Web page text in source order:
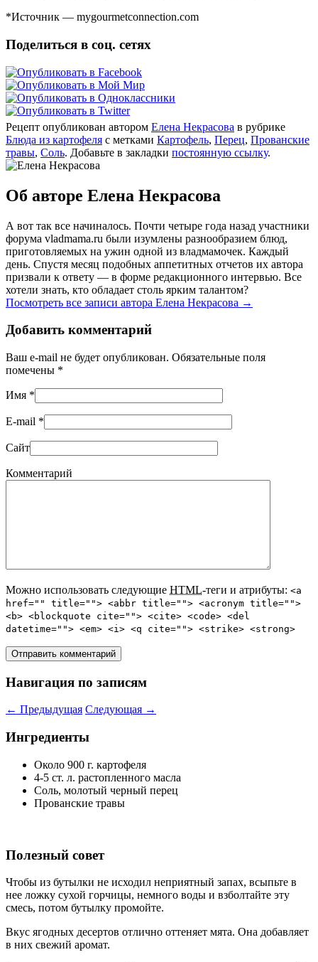
*Источник — mygourmetconnection.com
Поделиться в соц. сетях
Рецепт опубликован автором Елена Некрасова в рубрике
Блюда из картофеля с метками Картофель, Перец, Прованские
травы, Соль. Добавьте в закладки постоянную ссылку.
Об авторе Елена Некрасова
А вот так все начиналось. Почти четыре года назад участники
форума vladmama.ru были изумлены разнообразием блюд,
приготовляемых на ужин одной из владмамочек. Каждый
день. Спустя месяц подобных аппетитных отчетов их автора
призвали к ответу — в форме редакционного интервью. Все
хотели знать, кто обладает столь ярким талантом?
Посмотреть все записи автора Елена Некрасова →
Добавить комментарий
Ваш e-mail не будет опубликован. Обязательные поля
помечены *
Имя *
E-mail *
Сайт
Комментарий
Можно использовать следующие HTML-теги и атрибуты: <a
href="" title=""> <abbr title=""> <acronym title="">
<b> <blockquote cite=""> <cite> <code> <del
datetime=""> <em> <i> <q cite=""> <strike> <strong>
Навигация по записям
← Предыдущая Следующая →
Ингредиенты
Около 900 г. картофеля
4-5 ст. л. растопленного масла
Соль, молотый черный перец
Прованские травы
Полезный совет
Чтобы из бутылки не исходил неприятный запах, всыпьте в
нее ложку сухой горчицы, немного воды и взболтайте эту
смесь, потом бутылку промойте.
Вкус ягодных десертов отлично оттеняет мята. Она добавляет
в них свежий аромат.